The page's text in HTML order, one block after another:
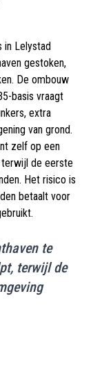
in Lelystad
gestoken,
De ombouw
basis vraagt
extra
van grond.
zelf op een
terwijl de eerste
Het risico is
betaalt voor
te
terwijl de